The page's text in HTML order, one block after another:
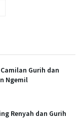
Gurih dan
Ngemil
Renyah dan Gurih